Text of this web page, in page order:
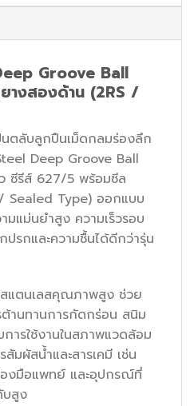
Groove Ball
งสองด้าน (2RS /
ตลับลูกปืนเม็ดกลมร่องลึก
Deep Groove Ball
ซีรีส์ 627/5 พร้อมซีล
Sealed Type) ออกแบบ
มแม่นยำสูง ความเร็วรอบ
รกและความชื้นได้ดีกว่ารุ่น
แตนเลสคุณภาพสูง ช่วย
ต้านทานการกัดกร่อน สนิม
การใช้งานในสภาพแวดล้อม
มผัสน้ำและสารเคมี เช่น
องมือแพทย์ และอุปกรณ์ที่
บสูง